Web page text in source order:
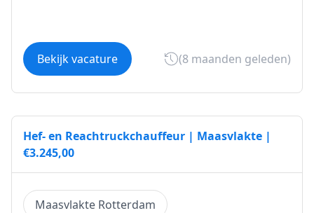
Bekijk vacature (8 maanden geleden)
Hef- en Reachtruckchauffeur | Maasvlakte |
€3.245,00
Maasvlakte Rotterdam